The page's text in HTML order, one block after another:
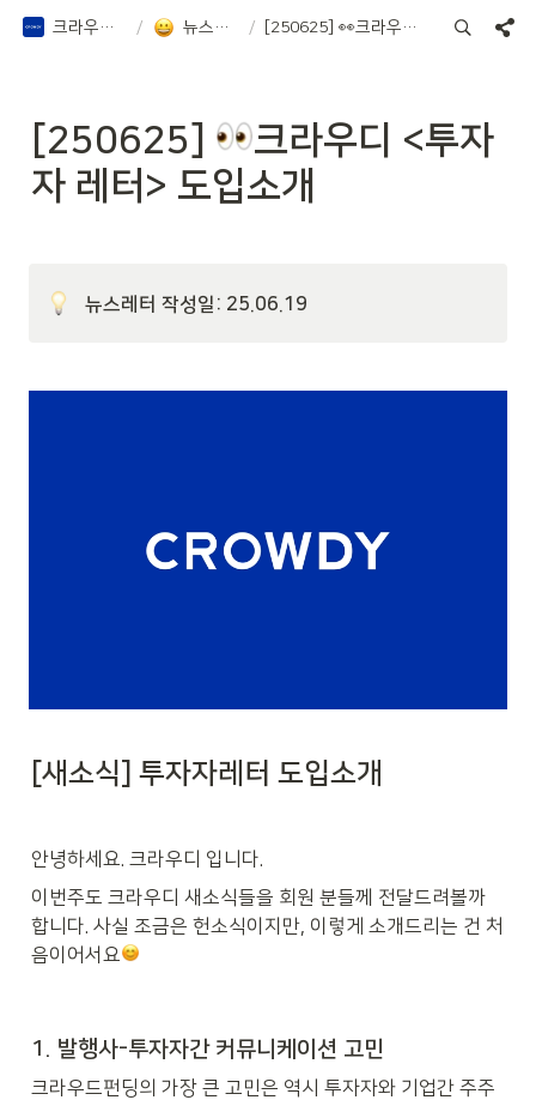
크라우디 증권 Notion / 뉴스레터, 칼럼 등 / [250625] 👀크라우디 <투자자 레터> 도입소개
[250625]
크라우디 <투자
자 레터> 도입소개
뉴스레터 작성일: 25.06.19
[새소식] 투자자레터 도입소개
안녕하세요. 크라우디 입니다.
이번주도 크라우디 새소식들을 회원 분들께 전달드려볼까
합니다. 사실 조금은 헌소식이지만, 이렇게 소개드리는 건 처
음이어서요
1. 발행사-투자자간 커뮤니케이션 고민
크라우드펀딩의 가장 큰 고민은 역시 투자자와 기업간 주주